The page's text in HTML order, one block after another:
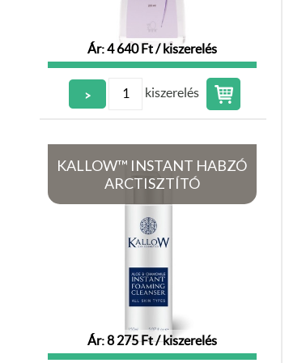
Ár: 4 640 Ft / kiszerelés
> kiszerelés
KALLOW™ INSTANT HABZÓ
ARCTISZTÍTÓ
Ár: 8 275 Ft / kiszerelés